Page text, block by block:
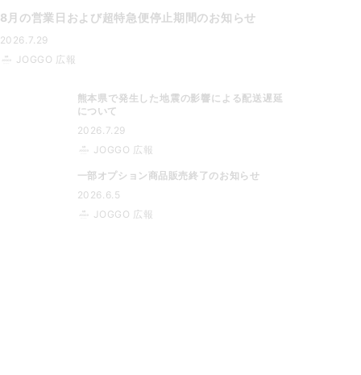
8月の営業日および超特急便停止期間のお知らせ
2026.7.29
JOGGO 広報
熊本県で発生した地震の影響による配送遅延
について
2026.7.29
JOGGO 広報
一部オプション商品販売終了のお知らせ
2026.6.5
JOGGO 広報